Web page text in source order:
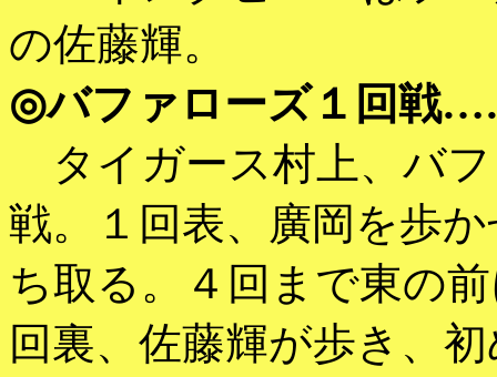
の佐藤輝。
◎バファローズ１回戦
タイガース村上、バ
戦。１回表、廣岡を歩
ち取る。４回まで東の
回裏、佐藤輝が歩き、